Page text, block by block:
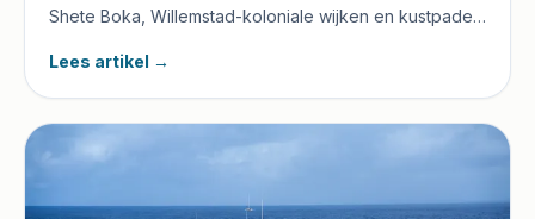
Shete Boka, Willemstad-koloniale wijken en kustpaden.
Lees artikel →